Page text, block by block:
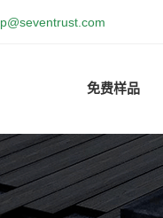
免费样品